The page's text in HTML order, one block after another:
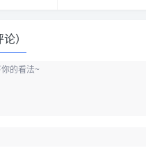
）